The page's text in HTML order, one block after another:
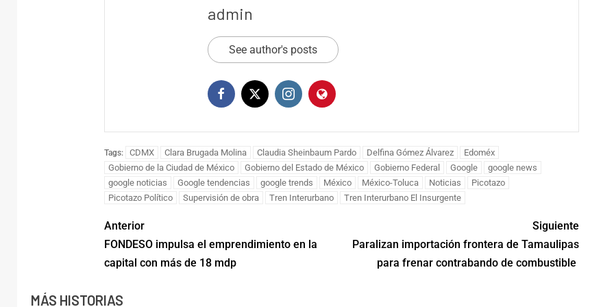
admin
See author's posts
Tags: CDMX Clara Brugada Molina Claudia Sheinbaum Pardo Delfina Gómez Álvarez
Edoméx
Gobierno de la Ciudad de México
Gobierno del Estado de México Gobierno Federal Google
google news
google noticias
Google tendencias google trends México México-Toluca Noticias
Picotazo
Picotazo Político
Supervisión de obra Tren Interurbano Tren Interurbano El Insurgente
Anterior
FONDESO impulsa el emprendimiento en la
capital con más de 18 mdp
Siguiente
Paralizan importación frontera de Tamaulipas
para frenar contrabando de combustible
MÁS HISTORIAS
Activan Alerta Amarilla
CDMX
Refuerzan vigilancia
ambiental en canales
de Xochimilco